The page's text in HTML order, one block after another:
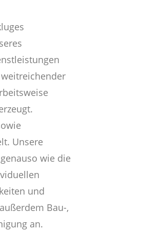
Unsere
wie die
und
Bau-,
an.